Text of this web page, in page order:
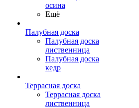
осина
Ещё
Палубная доска
Палубная доска
лиственница
Палубная доска
кедр
Террасная доска
Террасная доска
лиственница